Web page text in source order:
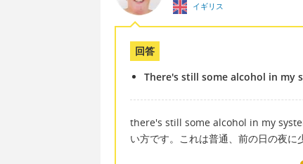
イギリス
回答
There's still some alcohol in my
there's still some alcohol in my
い方です。これは普通、前の日の夜に